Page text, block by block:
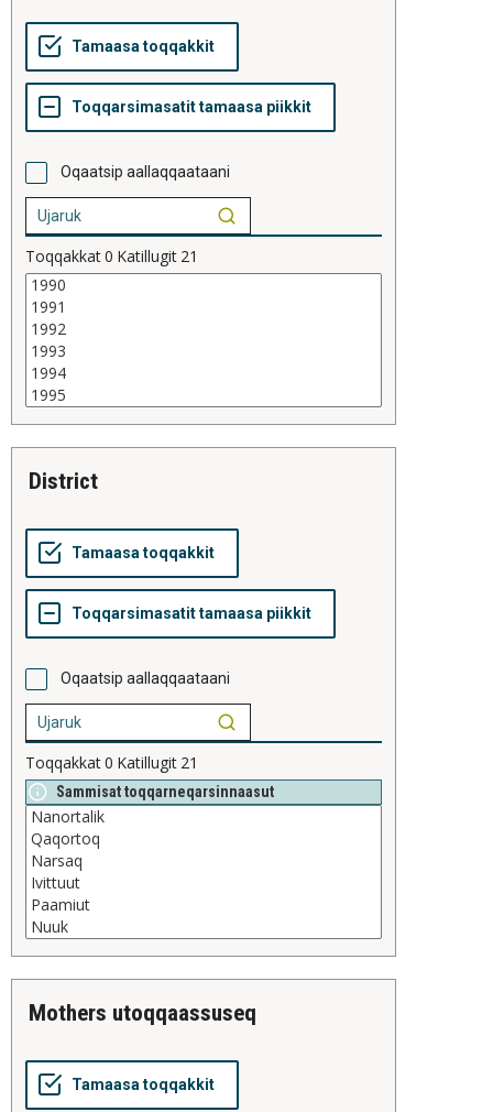
Oqaatsip aallaqqaataani
Toqqakkat0 Katillugit 21
district
Oqaatsip aallaqqaataani
Toqqakkat0 Katillugit 21
Sammisat toqqarneqarsinnaasut
mothers utoqqaassuseq